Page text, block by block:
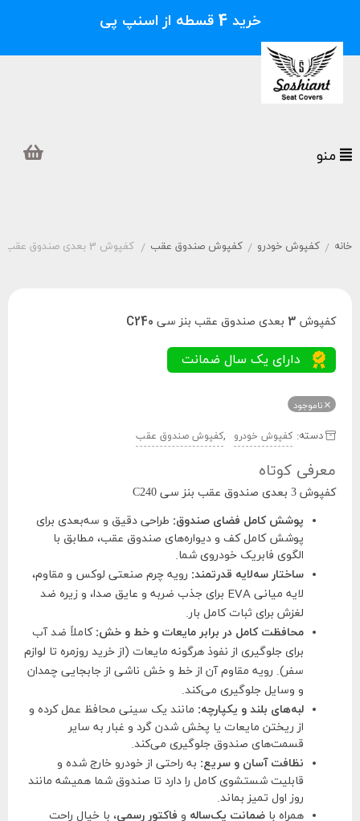
خرید 4 قسطه از اسنپ پی
خانه / کفپوش خودرو / کفپوش صندوق عقب / کفپوش 3 بعدی صندوق عقب بنز سی C240
کفپوش 3 بعدی صندوق عقب بنز سی C240
ناموجود
دسته: کفپوش خودرو ,کفپوش صندوق عقب
معرفی کوتاه
کفپوش 3 بعدی صندوق عقب بنز سی C240
پوشش کامل فضای صندوق: طراحی دقیق و سه‌بعدی برای
پوشش کامل کف و دیواره‌های صندوق عقب، مطابق با
الگوی فابریک خودروی شما.
ساختار سه‌لایه قدرتمند: رویه چرم صنعتی لوکس و مقاوم،
لایه میانی EVA برای جذب ضربه و عایق صدا، و زیره ضد
لغزش برای ثبات کامل بار.
محافظت کامل در برابر مایعات و خط و خش: کاملاً ضد آب
برای جلوگیری از نفوذ هرگونه مایعات (از خرید روزمره تا لوازم
سفر). رویه مقاوم آن از خط و خش ناشی از جابجایی چمدان
و وسایل جلوگیری می‌کند.
لبه‌های بلند و یکپارچه: مانند یک سینی محافظ عمل کرده و
از ریختن مایعات یا پخش شدن گرد و غبار به سایر
قسمت‌های صندوق جلوگیری می‌کند.
نظافت آسان و سریع: به راحتی از خودرو خارج شده و
قابلیت شستشوی کامل را دارد تا صندوق شما همیشه مانند
روز اول تمیز بماند.
همراه با ضمانت یک‌ساله و فاکتور رسمی، با خیال راحت